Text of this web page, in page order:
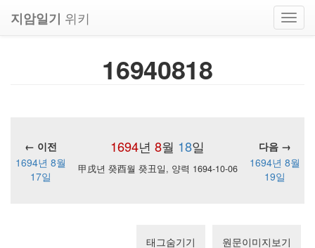
지암일기 위키
16940818
1694년 8월 18일
← 이전
다음 →
1694년 8월
17일
甲戌년 癸酉월 癸丑일, 양력 1694-10-06
1694년 8월
19일
태그숨기기 원문이미지보기